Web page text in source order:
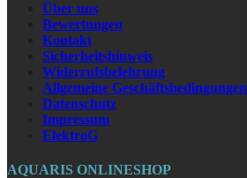
Über uns
Bewertungen
Kontakt
Sicherheitshinweis
Widerrufsbelehrung
Allgemeine Geschäftsbedingungen
Datenschutz
Impressum
ElektroG
AQUARIS ONLINESHOP